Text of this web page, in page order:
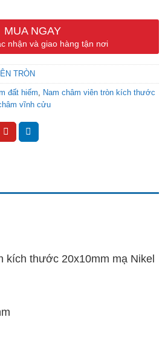
MUA NGAY
nhận và giao hàng tận nơi
TRÒN
đất hiếm, Nam châm viên tròn kích thước
vĩnh cửu
kích thước 20x10mm mạ Nikel